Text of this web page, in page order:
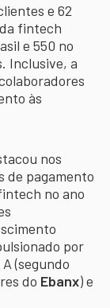
e 62
fintech
e 550 no
Inclusive, a
às
nos
de pagamento
no ano
por
(segundo
do Ebanx) e